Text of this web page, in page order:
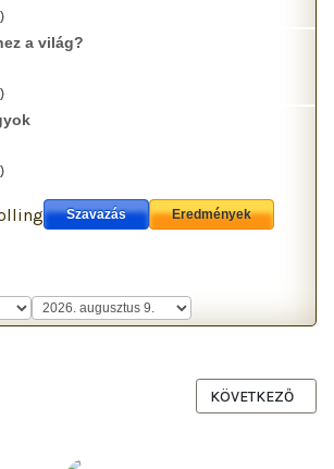
a világ?
IDÉN IS REKORDGYORSASÁGGAL
KÖVETKEZŐ
KÖVETKEZŐ